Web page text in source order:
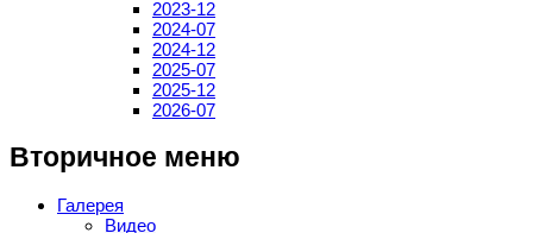
2023-12
2024-07
2024-12
2025-07
2025-12
2026-07
Вторичное меню
Галерея
Видео